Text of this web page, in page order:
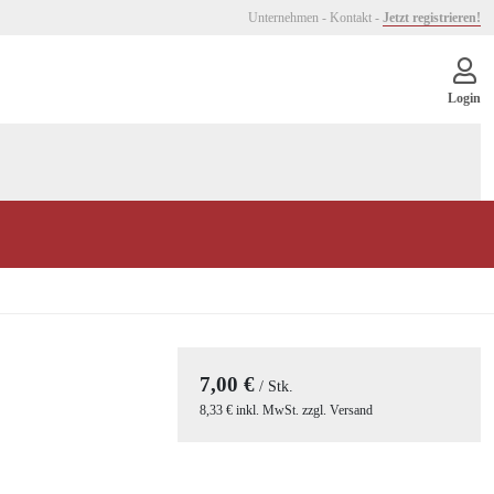
Unternehmen - Kontakt - Jetzt registrieren!
Login
7,00 € / Stk.
8,33 € inkl. MwSt. zzgl. Versand